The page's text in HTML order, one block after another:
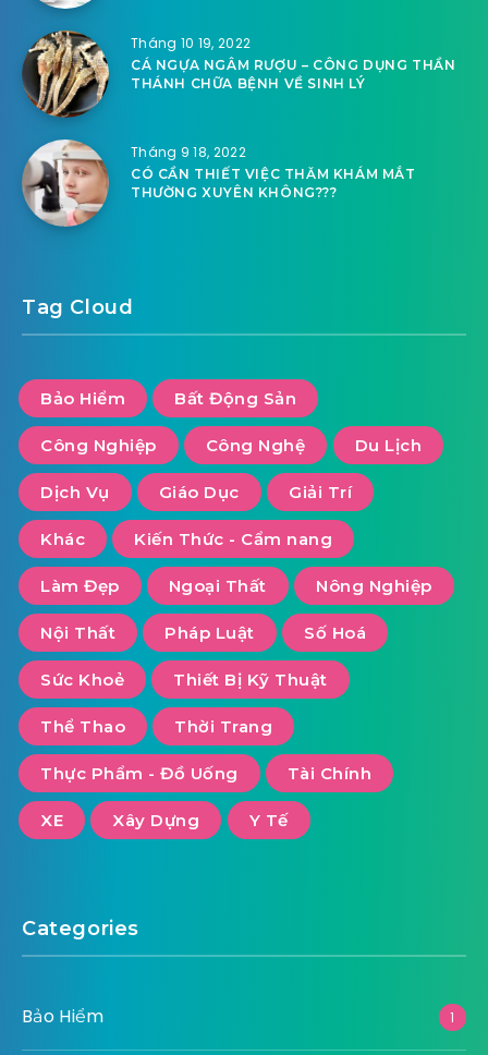
Tháng 10 19, 2022
CÁ NGỰA NGÂM RƯỢU – CÔNG DỤNG THẦN
THÁNH CHỮA BỆNH VỀ SINH LÝ
Tháng 9 18, 2022
CÓ CẦN THIẾT VIỆC THĂM KHÁM MẮT
THƯỜNG XUYÊN KHÔNG???
Tag Cloud
Bảo Hiểm Bất Động Sản
Công Nghiệp Công Nghệ Du Lịch
Dịch Vụ Giáo Dục Giải Trí
Khác Kiến Thức - Cẩm nang
Làm Đẹp Ngoại Thất Nông Nghiệp
Nội Thất Pháp Luật Số Hoá
Sức Khoẻ Thiết Bị Kỹ Thuật
Thể Thao Thời Trang
Thực Phẩm - Đồ Uống Tài Chính
XE Xây Dựng Y Tế
Categories
Bảo Hiểm 1